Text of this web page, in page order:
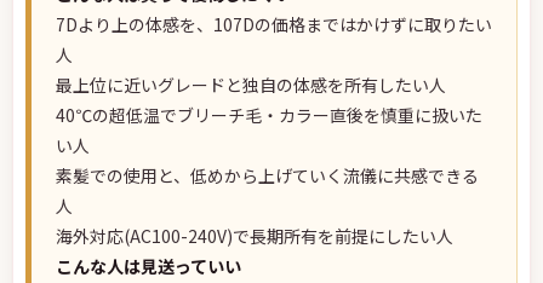
7Dより上の体感を、107Dの価格まではかけずに取りたい
人
最上位に近いグレードと独自の体感を所有したい人
40℃の超低温でブリーチ毛・カラー直後を慎重に扱いた
い人
素髪での使用と、低めから上げていく流儀に共感できる
人
海外対応(AC100-240V)で長期所有を前提にしたい人
こんな人は見送っていい